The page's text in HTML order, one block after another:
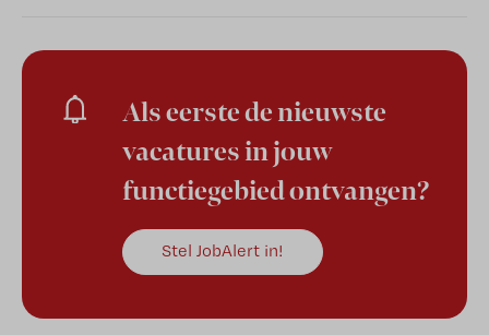
Als eerste de nieuwste
vacatures in jouw
functiegebied ontvangen?
Stel JobAlert in!